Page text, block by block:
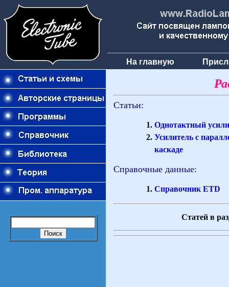
На главную
Статьи:
Однотактный
Усилитель с
каскаде
Справочные данные:
Справочник ETD
Статей в